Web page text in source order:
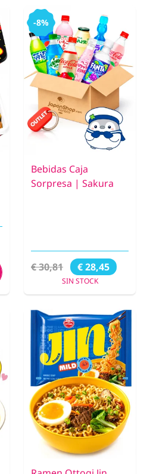
-8%
Bebidas Caja
Sorpresa | Sakura
€ 30,81 € 28,45
SIN STOCK